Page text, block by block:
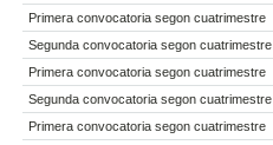
Primera convocatoria segon cuatrimestre
Segunda convocatoria segon cuatrimestre
Primera convocatoria segon cuatrimestre
Segunda convocatoria segon cuatrimestre
Primera convocatoria segon cuatrimestre